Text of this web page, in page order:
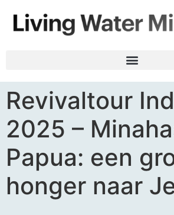
Revivaltour
2025 –
Papua: een
honger naar